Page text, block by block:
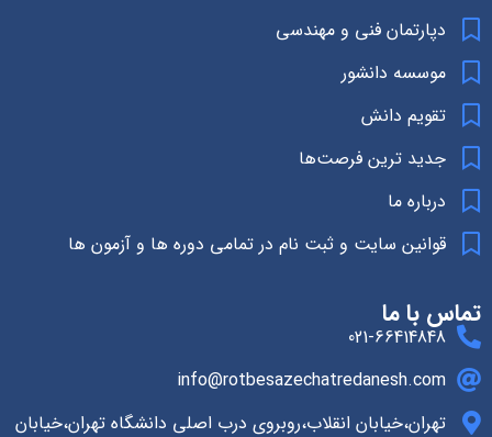
دپارتمان فنی و مهندسی
موسسه دانشور
تقویم دانش
جدید ترین فرصت‌ها
درباره ما
قوانین سایت و ثبت نام در تمامی دوره ها و آزمون ها
تماس با ما
021-66414848
info@rotbesazechatredanesh.com
تهران،خیابان انقلاب،روبروی درب اصلی دانشگاه تهران،خیابان